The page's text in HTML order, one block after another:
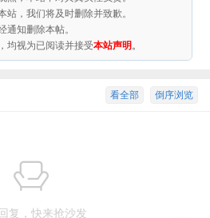
站，我们将及时删除并致歉。
通知删除本帖。
均视为已阅读并接受本站声明 。
倒序浏览
看全部
复，快来抢沙发